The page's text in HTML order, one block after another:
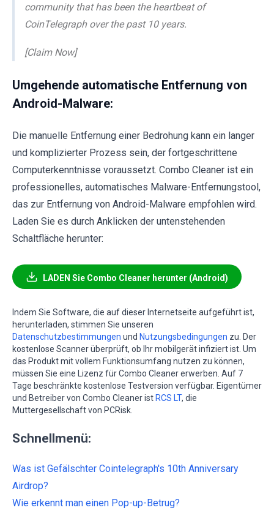
community that has been the heartbeat of
CoinTelegraph over the past 10 years.
[Claim Now]
Umgehende automatische Entfernung von
Android-Malware:
Die manuelle Entfernung einer Bedrohung kann ein langer
und komplizierter Prozess sein, der fortgeschrittene
Computerkenntnisse voraussetzt. Combo Cleaner ist ein
professionelles, automatisches Malware-Entfernungstool,
das zur Entfernung von Android-Malware empfohlen wird.
Laden Sie es durch Anklicken der untenstehenden
Schaltfläche herunter:
LADEN Sie Combo Cleaner herunter (Android)
Indem Sie Software, die auf dieser Internetseite aufgeführt ist,
herunterladen, stimmen Sie unseren
Datenschutzbestimmungen und Nutzungsbedingungen zu. Der
kostenlose Scanner überprüft, ob Ihr mobilgerät infiziert ist. Um
das Produkt mit vollem Funktionsumfang nutzen zu können,
müssen Sie eine Lizenz für Combo Cleaner erwerben. Auf 7
Tage beschränkte kostenlose Testversion verfügbar. Eigentümer
und Betreiber von Combo Cleaner ist RCS LT, die
Muttergesellschaft von PCRisk.
Schnellmenü:
Was ist Gefälschter Cointelegraph's 10th Anniversary
Airdrop?
Wie erkennt man einen Pop-up-Betrug?